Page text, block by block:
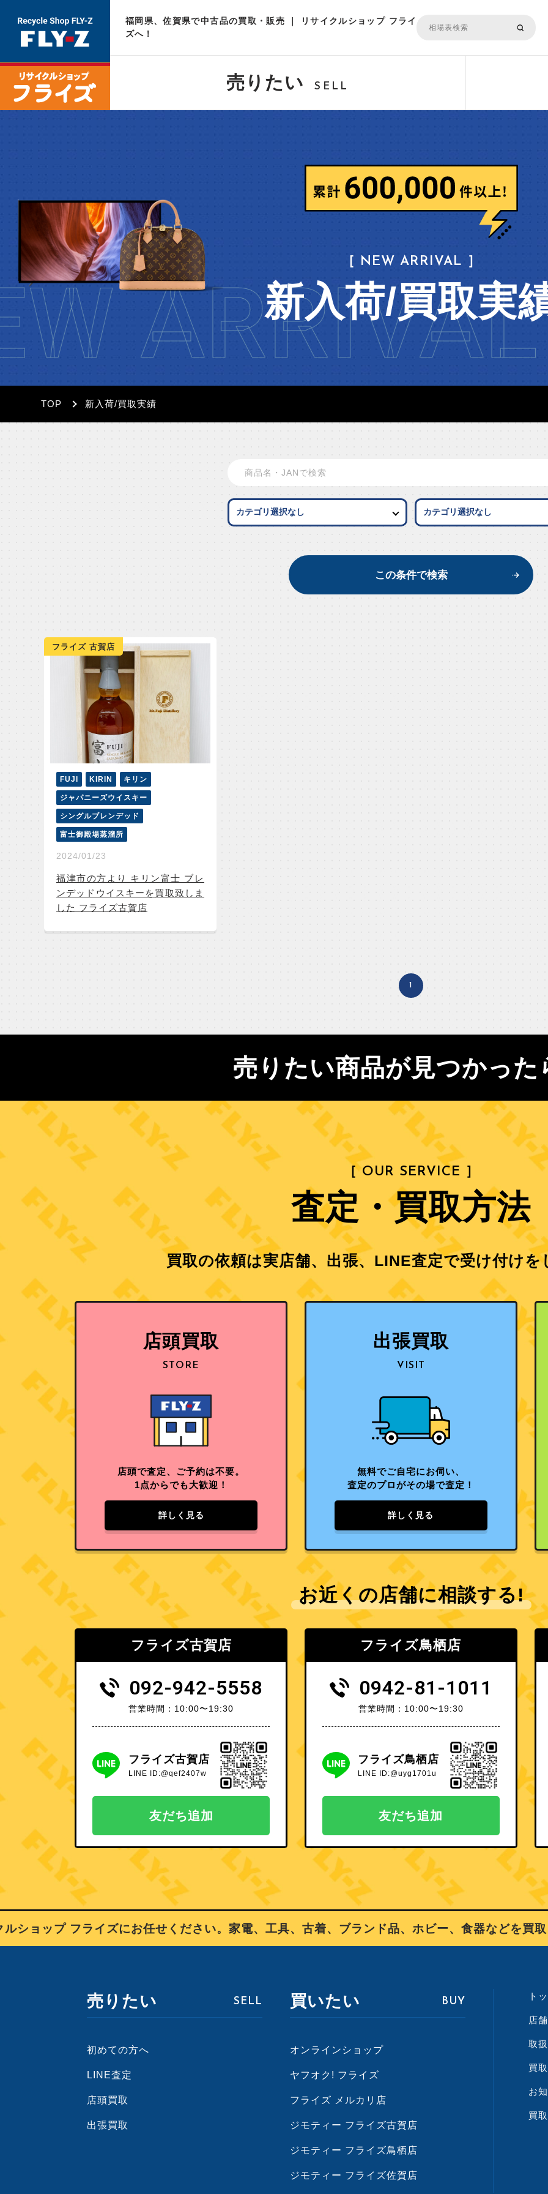
福岡県、佐賀県で中古品の買取・販売 ｜ リサイクルショップ フライ
ズへ！
売りたい SELL
ARRIVAL
［ NEW ARRIVAL ］
新入荷/買取実
TOP 新入荷/買取実績
この条件で検索
フライズ 古賀店
FUJI KIRIN キリン
ジャパニーズウイスキー
シングルブレンデッド
富士御殿場蒸溜所
2024/01/23
福津市の方より キリン富士 ブレ
ンデッドウイスキーを買取致しま
した フライズ古賀店
1
売りたい商品が見つかっ
［ OUR SERVICE ］
査定・買取方法
買取の依頼は実店舗、出張、LINE査定で受け付けを
店頭買取
STORE
店頭で査定、ご予約は不要。
1点からでも大歓迎！
詳しく見る
出張買取
VISIT
無料でご自宅にお伺い、
査定のプロがその場で査定！
詳しく見る
お近くの店舗に相談する!
フライズ古賀店
092-942-5558
営業時間：10:00〜19:30
フライズ古賀店
LINE ID:@qef2407w
友だち追加
フライズ鳥栖店
0942-81-1011
営業時間：10:00〜19:30
フライズ鳥栖店
LINE ID:@uyg1701u
友だち追加
ップ フライズにお任せください。家電、工具、古着、ブランド品、ホビー、食器などを買取
売りたい SELL
初めての方へ
LINE査定
店頭買取
出張買取
買いたい BUY
オンラインショップ
ヤフオク! フライズ
フライズ メルカリ店
ジモティー フライズ古賀店
ジモティー フライズ鳥栖店
ジモティー フライズ佐賀店
ト
店
取
買
お
買